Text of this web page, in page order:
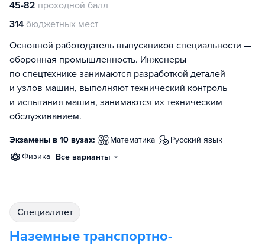
45-82 проходной балл
314 бюджетных мест
Основной работодатель выпускников специальности —
оборонная промышленность. Инженеры
по спецтехнике занимаются разработкой деталей
и узлов машин, выполняют технический контроль
и испытания машин, занимаются их техническим
обслуживанием.
Экзамены в 10 вузах: математика
русский язык
физика Все варианты
специалитет
Наземные транспортно-